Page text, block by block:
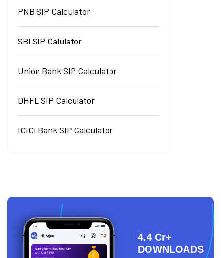
PNB SIP Calculator
SBI SIP Calulator
Union Bank SIP Calculator
DHFL SIP Calculator
ICICI Bank SIP Calculator
4.4 Cr+
DOWNLOADS